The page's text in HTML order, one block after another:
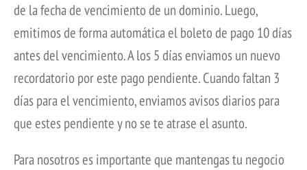
de la fecha de vencimiento de un dominio. Luego,
emitimos de forma automática el boleto de pago 10 días
antes del vencimiento. A los 5 días enviamos un nuevo
recordatorio por este pago pendiente. Cuando faltan 3
días para el vencimiento, enviamos avisos diarios para
que estes pendiente y no se te atrase el asunto.
Para nosotros es importante que mantengas tu negocio